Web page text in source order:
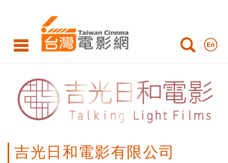
吉光日和電影有限公司